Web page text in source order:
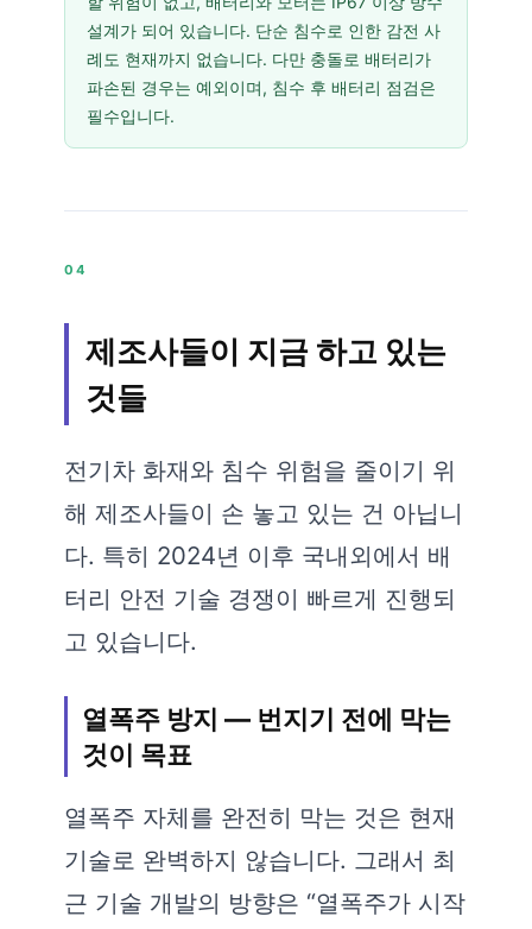
설계가 되어 있습니다. 단순 침수로 인한 감전 사
례도 현재까지 없습니다. 다만 충돌로 배터리가
파손된 경우는 예외이며, 침수 후 배터리 점검은
필수입니다.
04
제조사들이 지금 하고 있는
것들
전기차 화재와 침수 위험을 줄이기 위
해 제조사들이 손 놓고 있는 건 아닙니
다. 특히 2024년 이후 국내외에서 배
터리 안전 기술 경쟁이 빠르게 진행되
고 있습니다.
열폭주 방지 — 번지기 전에 막는
것이 목표
열폭주 자체를 완전히 막는 것은 현재
기술로 완벽하지 않습니다. 그래서 최
근 기술 개발의 방향은 “열폭주가 시작